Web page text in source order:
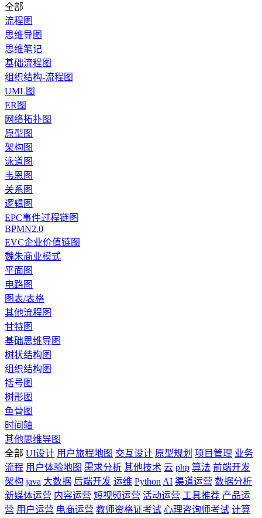
全部
流程图
思维导图
思维笔记
基础流程图
组织结构-流程图
UML图
ER图
网络拓扑图
原型图
架构图
泳道图
韦恩图
关系图
逻辑图
EPC事件过程链图
BPMN2.0
EVC企业价值链图
魏朱商业模式
平面图
电路图
图表/表格
其他流程图
甘特图
基础思维导图
树状结构图
组织结构图
括号图
树形图
鱼骨图
时间轴
其他思维导图
全部 UI设计 用户旅程地图 交互设计 原型规划 项目管理 业务
流程 用户体验地图 需求分析 其他技术 云 php 算法 前端开发
架构 java 大数据 后端开发 运维 Python AI 渠道运营 数据分析
新媒体运营 内容运营 短视频运营 活动运营 工具推荐 产品运
营 用户运营 电商运营 教师资格证考试 心理咨询师考试 计算